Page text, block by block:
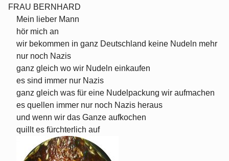
FRAU BERNHARD
Mein lieber Mann
hör mich an
wir bekommen in ganz Deutschland keine Nudeln mehr
nur noch Nazis
ganz gleich wo wir Nudeln einkaufen
es sind immer nur Nazis
ganz gleich was für eine Nudelpackung wir aufmachen
es quellen immer nur noch Nazis heraus
und wenn wir das Ganze aufkochen
quillt es fürchterlich auf